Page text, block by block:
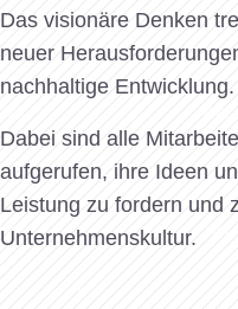
Das visionäre Denken
neuer
nachhaltige Entwicklung.
Dabei sind alle
aufgerufen, ihre Ideen
Leistung zu fordern und
Unternehmenskultur.